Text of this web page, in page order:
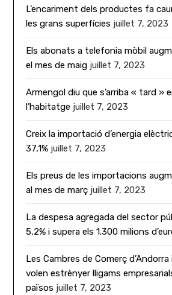
L’encariment dels productes fa
les grans superfícies juillet 7, 2023
Els abonats a telefonia mòbil
el mes de maig juillet 7, 2023
Armengol diu que s’arriba « tard »
l’habitatge juillet 7, 2023
Creix la importació d’energia
37,1% juillet 7, 2023
Els preus de les importacions
al mes de març juillet 7, 2023
La despesa agregada del sector
5,2% i supera els 1.300 milions
Les Cambres de Comerç d’Andorra
volen estrènyer lligams
països juillet 7, 2023